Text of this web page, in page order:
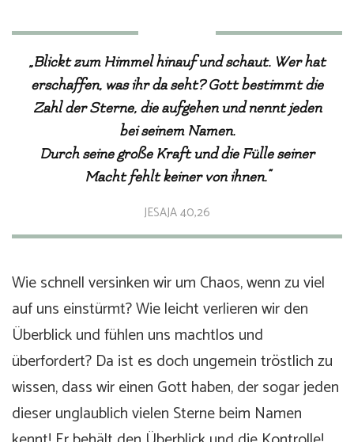
„Blickt zum Himmel hinauf und schaut. Wer hat
erschaffen, was ihr da seht? Gott bestimmt die
Zahl der Sterne, die aufgehen und nennt jeden
bei seinem Namen.
Durch seine große Kraft und die Fülle seiner
Macht fehlt keiner von ihnen.“
JESAJA 40,26
Wie schnell versinken wir um Chaos, wenn zu viel
auf uns einstürmt? Wie leicht verlieren wir den
Überblick und fühlen uns machtlos und
überfordert? Da ist es doch ungemein tröstlich zu
wissen, dass wir einen Gott haben, der sogar jeden
dieser unglaublich vielen Sterne beim Namen